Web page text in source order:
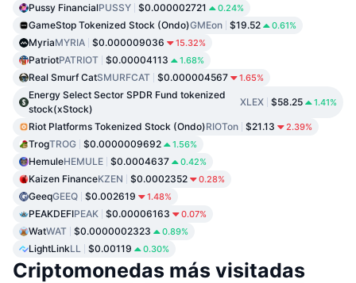
Pussy FinancialPUSSY $0.000002721 0.24%
GameStop Tokenized Stock (Ondo)GMEon $19.52 0.61%
MyriaMYRIA $0.000009036 15.32%
PatriotPATRIOT $0.00004113 1.68%
Real Smurf CatSMURFCAT $0.000004567 1.65%
Energy Select Sector SPDR Fund tokenized
stock(xStock)
XLEX $58.25 1.41%
Riot Platforms Tokenized Stock (Ondo)RIOTon $21.13 2.39%
TrogTROG $0.0000009692 1.56%
HemuleHEMULE $0.0004637 0.42%
Kaizen FinanceKZEN $0.0002352 0.28%
GeeqGEEQ $0.002619 1.48%
PEAKDEFIPEAK $0.00006163 0.07%
WatWAT $0.0000002323 0.89%
LightLinkLL $0.00119 0.30%
Criptomonedas más visitadas